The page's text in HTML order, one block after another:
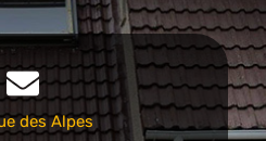
des Alpes